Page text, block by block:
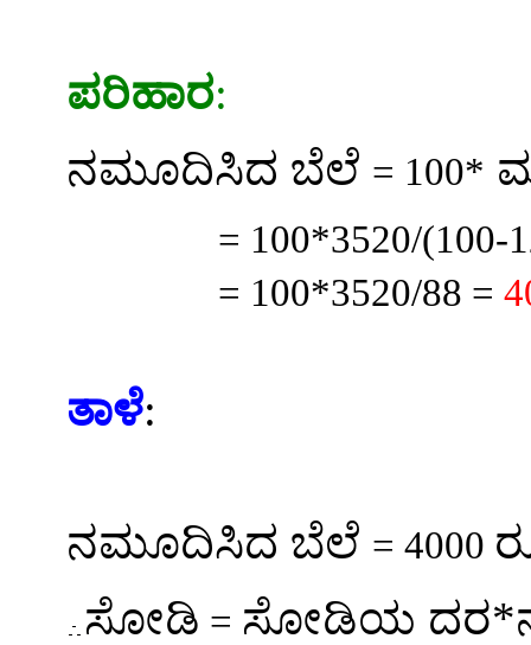
ಪರಿಹಾರ:
ನಮೂದಿಸಿದ ಬೆಲೆ = 100*
= 100*3520/(100-
= 100*3520/88 =
ತಾಳೆ:
ನಮೂದಿಸಿದ ಬೆಲೆ = 4000
ಸೋಡಿ = ಸೋಡಿಯ